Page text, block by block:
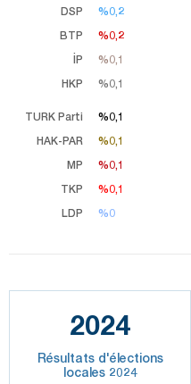
DSP
BTP
İP
HKP
%0,2
%0,2
%0,1
%0,1
%0,2
%0,2
%0,1
%0,1
TURK Parti
HAK-PAR
MP
TKP
LDP
%0,1
%0,1
%0,1
%0,1
%0
%0,1
%0,1
%0,1
%0,1
%0
2024
Résultats d'élections
locales 2024